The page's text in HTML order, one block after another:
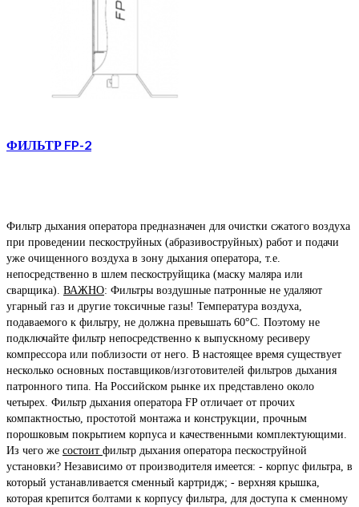
ФИЛЬТР FP-2
Фильтр дыхания оператора предназначен для очистки сжатого воздуха
при проведении пескоструйных (абразивоструйных) работ и подачи
уже очищенного воздуха в зону дыхания оператора, т.е.
непосредственно в шлем пескоструйщика (маску маляра или
сварщика). ВАЖНО: Фильтры воздушные патронные не удаляют
угарный газ и другие токсичные газы! Температура воздуха,
подаваемого к фильтру, не должна превышать 60°С. Поэтому не
подключайте фильтр непосредственно к выпускному ресиверу
компрессора или поблизости от него. В настоящее время существует
несколько основных поставщиков/изготовителей фильтров дыхания
патронного типа. На Российском рынке их представлено около
четырех. Фильтр дыхания оператора FP отличает от прочих
компактностью, простотой монтажа и конструкции, прочным
порошковым покрытием корпуса и качественными комплектующими.
Из чего же состоит фильтр дыхания оператора пескоструйной
установки? Независимо от производителя имеется: - корпус фильтра, в
который устанавливается сменный картридж; - верхняя крышка,
которая крепится болтами к корпусу фильтра, для доступа к сменному